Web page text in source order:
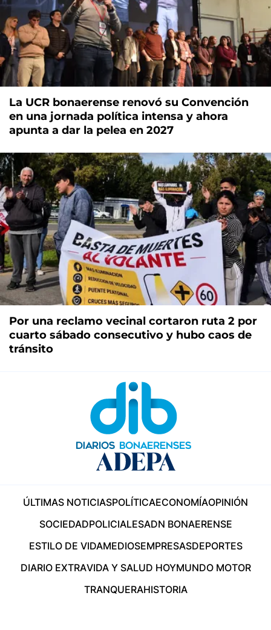
La UCR bonaerense renovó su Convención
en una jornada política intensa y ahora
apunta a dar la pelea en 2027
Por una reclamo vecinal cortaron ruta 2 por
cuarto sábado consecutivo y hubo caos de
tránsito
ÚLTIMAS NOTICIASPOLÍTICAECONOMÍAOPINIÓN
SOCIEDADPOLICIALESADN BONAERENSE
ESTILO DE VIDAMEDIOSEMPRESASDEPORTES
DIARIO EXTRAVIDA Y SALUD HOYMUNDO MOTOR
TRANQUERAHISTORIA